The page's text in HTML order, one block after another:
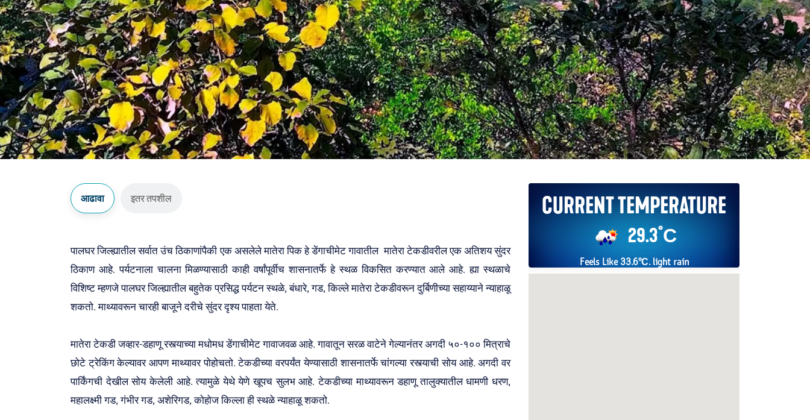
आढावा इतर तपशील
पालघर जिल्ह्यातील सर्वात उंच ठिकाणांपैकी एक असलेले मातेरा पिक हे डेंगाचीमेट गावातील मातेरा टेकडीवरील एक अतिशय सुंदर
ठिकाण आहे. पर्यटनाला चालना मिळण्यासाठी काही वर्षांपूर्वीच शासनातर्फे हे स्थळ विकसित करण्यात आले आहे. ह्या स्थळाचे
विशिष्ट म्हणजे पालघर जिल्ह्यातील बहुतेक प्रसिद्ध पर्यटन स्थळे, बंधारे, गड, किल्ले मातेरा टेकडीवरून दुर्बिणीच्या सहाय्याने न्याहाळू
शकतो. माथ्यावरून चारही बाजूने दरीचे सुंदर दृश्य पाहता येते.
मातेरा टेकडी जव्हार-डहाणू रस्त्याच्या मधोमध डेंगाचीमेट गावाजवळ आहे. गावातून सरळ वाटेने गेल्यानंतर अगदी ५०-१०० मित्राचे
छोटे ट्रेकिंग केल्यावर आपण माथ्यावर पोहोचतो. टेकडीच्या वरपर्यंत येण्यासाठी शासनातर्फे चांगल्या रस्त्याची सोय आहे. अगदी वर
पार्किंगची देखील सोय केलेली आहे. त्यामुळे येथे येणे खूपच सुलभ आहे. टेकडीच्या माथ्यावरून डहाणू तालुक्यातील धामणी धरण,
महालक्ष्मी गड, गंभीर गड, अशेरिगड, कोहोज किल्ला ही स्थळे न्याहाळू शकतो.
Current Temperature
29.3°С
Feels Like 33.6°С. light rain